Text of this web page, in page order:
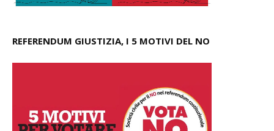
REFERENDUM GIUSTIZIA, I 5 MOTIVI DEL NO